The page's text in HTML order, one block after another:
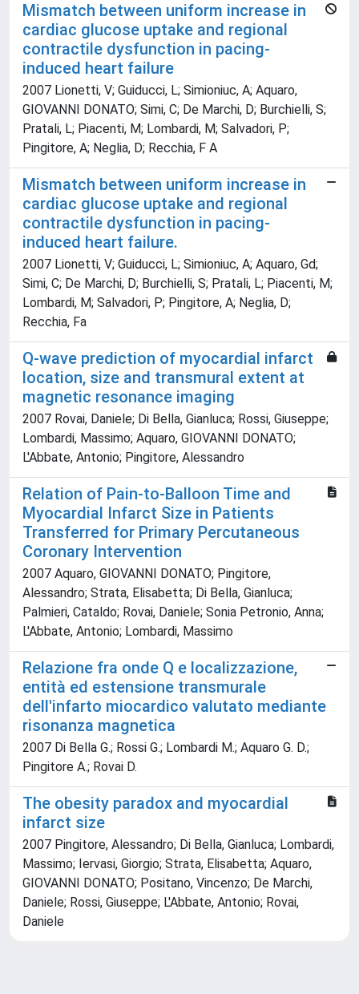
Mismatch between uniform increase in
cardiac glucose uptake and regional
contractile dysfunction in pacing-
induced heart failure
2007 Lionetti, V; Guiducci, L; Simioniuc, A; Aquaro,
GIOVANNI DONATO; Simi, C; De Marchi, D; Burchielli, S;
Pratali, L; Piacenti, M; Lombardi, M; Salvadori, P;
Pingitore, A; Neglia, D; Recchia, F A
Mismatch between uniform increase in
cardiac glucose uptake and regional
contractile dysfunction in pacing-
induced heart failure.
2007 Lionetti, V; Guiducci, L; Simioniuc, A; Aquaro, Gd;
Simi, C; De Marchi, D; Burchielli, S; Pratali, L; Piacenti, M;
Lombardi, M; Salvadori, P; Pingitore, A; Neglia, D;
Recchia, Fa
Q-wave prediction of myocardial infarct
location, size and transmural extent at
magnetic resonance imaging
2007 Rovai, Daniele; Di Bella, Gianluca; Rossi, Giuseppe;
Lombardi, Massimo; Aquaro, GIOVANNI DONATO;
L'Abbate, Antonio; Pingitore, Alessandro
Relation of Pain-to-Balloon Time and
Myocardial Infarct Size in Patients
Transferred for Primary Percutaneous
Coronary Intervention
2007 Aquaro, GIOVANNI DONATO; Pingitore,
Alessandro; Strata, Elisabetta; Di Bella, Gianluca;
Palmieri, Cataldo; Rovai, Daniele; Sonia Petronio, Anna;
L'Abbate, Antonio; Lombardi, Massimo
Relazione fra onde Q e localizzazione,
entità ed estensione transmurale
dell'infarto miocardico valutato mediante
risonanza magnetica
2007 Di Bella G.; Rossi G.; Lombardi M.; Aquaro G. D.;
Pingitore A.; Rovai D.
The obesity paradox and myocardial
infarct size
2007 Pingitore, Alessandro; Di Bella, Gianluca; Lombardi,
Massimo; Iervasi, Giorgio; Strata, Elisabetta; Aquaro,
GIOVANNI DONATO; Positano, Vincenzo; De Marchi,
Daniele; Rossi, Giuseppe; L'Abbate, Antonio; Rovai,
Daniele